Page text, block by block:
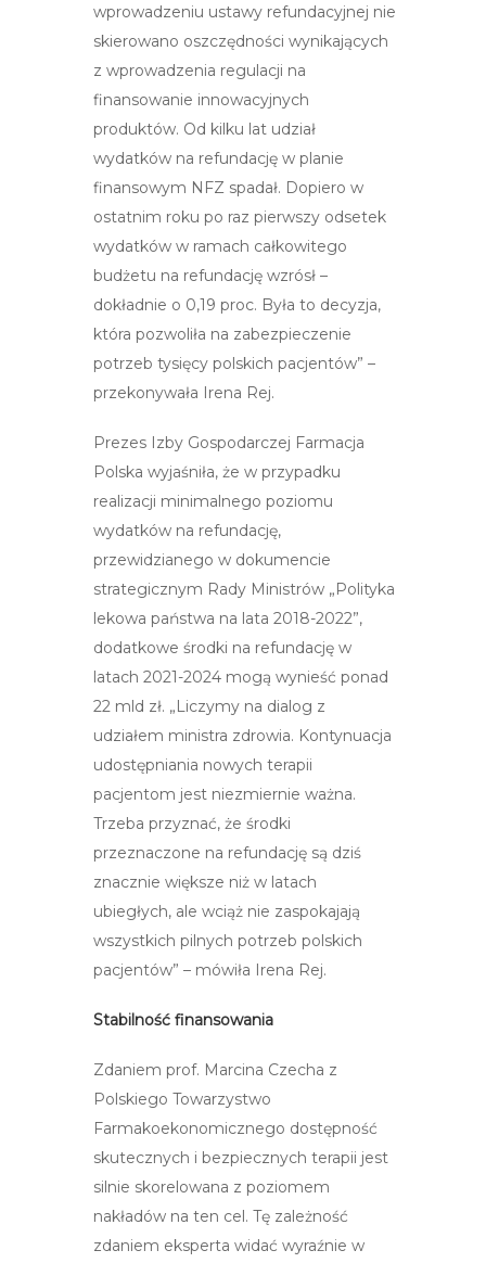
wprowadzeniu ustawy refundacyjnej nie
skierowano oszczędności wynikających
z wprowadzenia regulacji na
finansowanie innowacyjnych
produktów. Od kilku lat udział
wydatków na refundację w planie
finansowym NFZ spadał. Dopiero w
ostatnim roku po raz pierwszy odsetek
wydatków w ramach całkowitego
budżetu na refundację wzrósł –
dokładnie o 0,19 proc. Była to decyzja,
która pozwoliła na zabezpieczenie
potrzeb tysięcy polskich pacjentów” –
przekonywała Irena Rej.
Prezes Izby Gospodarczej Farmacja
Polska wyjaśniła, że w przypadku
realizacji minimalnego poziomu
wydatków na refundację,
przewidzianego w dokumencie
strategicznym Rady Ministrów „Polityka
lekowa państwa na lata 2018-2022”,
dodatkowe środki na refundację w
latach 2021-2024 mogą wynieść ponad
22 mld zł. „Liczymy na dialog z
udziałem ministra zdrowia. Kontynuacja
udostępniania nowych terapii
pacjentom jest niezmiernie ważna.
Trzeba przyznać, że środki
przeznaczone na refundację są dziś
znacznie większe niż w latach
ubiegłych, ale wciąż nie zaspokajają
wszystkich pilnych potrzeb polskich
pacjentów” – mówiła Irena Rej.
Stabilność finansowania
Zdaniem prof. Marcina Czecha z
Polskiego Towarzystwo
Farmakoekonomicznego dostępność
skutecznych i bezpiecznych terapii jest
silnie skorelowana z poziomem
nakładów na ten cel. Tę zależność
zdaniem eksperta widać wyraźnie w